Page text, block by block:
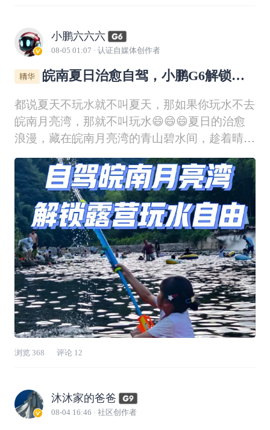
小鹏六六六
08-05 01:07 · 认证自媒体创作者
皖南夏日治愈自驾，小鹏G6解锁溪
都说夏天不玩水就不叫夏天，那如果你玩水不去
皖南月亮湾，那就不叫玩水😄😄😄夏日的治愈
浪漫，藏在皖南月亮湾的青山碧水间，趁着晴好
天气，我开着小鹏G6🚗，带着家人奔赴这场山
⛰️野溪水之约，沉浸式解锁夏日玩水🔫乐趣，
开启惬意的亲子自驾时光。一路奔赴山野，G6
驾乘舒适平稳，宽敞的空间装得下满满行囊与
浏览 368 评论 12
沐沐家的爸爸
08-04 16:46 · 社区创作者